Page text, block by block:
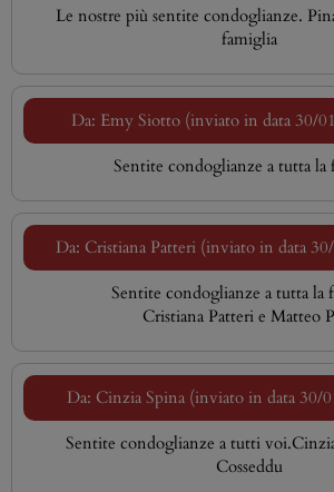
Le nostre più sentite condoglianze.
famiglia
Da: Emy Siotto (inviato in data 30/
Sentite condoglianze a tutta la
Da: Cristiana Patteri (inviato in data
Sentite condoglianze a tutta la
Cristiana Patteri e Matteo
Da: Cinzia Spina (inviato in data 30/
Sentite condoglianze a tutti
Cosseddu